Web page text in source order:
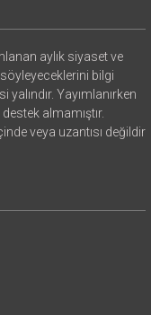
aylık siyaset ve
bilgi
Yayımlanırken
almamıştır.
veya uzantısı değildir